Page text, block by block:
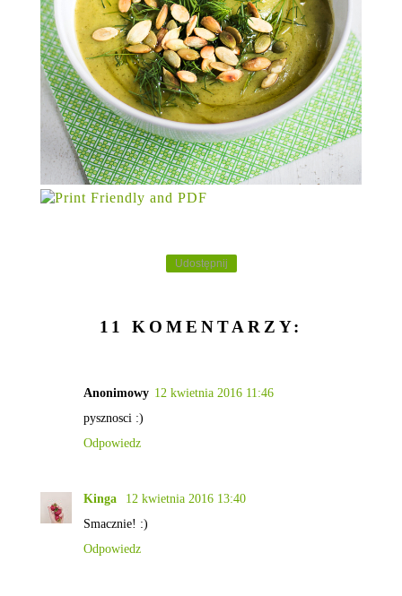
Udostępnij
11 KOMENTARZY:
Anonimowy 12 kwietnia 2016 11:46
pysznosci :)
Odpowiedz
Kinga
12 kwietnia 2016 13:40
Smacznie! :)
Odpowiedz